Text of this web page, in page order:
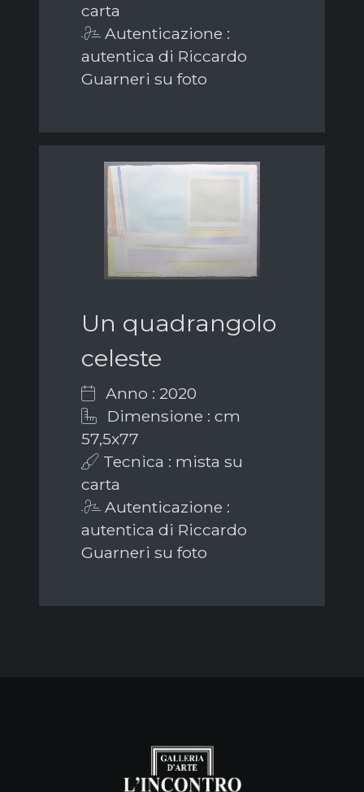
carta
Autenticazione :
autentica di Riccardo
Guarneri su foto
Un quadrangolo
celeste
Anno : 2020
Dimensione : cm
57,5x77
Tecnica : mista su
carta
Autenticazione :
autentica di Riccardo
Guarneri su foto